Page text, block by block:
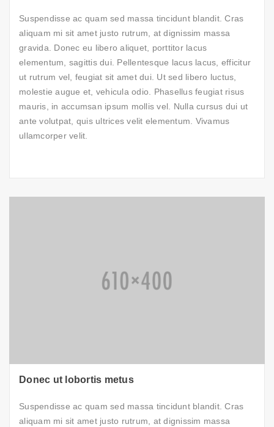
Suspendisse ac quam sed massa tincidunt blandit. Cras
aliquam mi sit amet justo rutrum, at dignissim massa
gravida. Donec eu libero aliquet, porttitor lacus
elementum, sagittis dui. Pellentesque lacus lacus, efficitur
ut rutrum vel, feugiat sit amet dui. Ut sed libero luctus,
molestie augue et, vehicula odio. Phasellus feugiat risus
mauris, in accumsan ipsum mollis vel. Nulla cursus dui ut
ante volutpat, quis ultrices velit elementum. Vivamus
ullamcorper velit.
Donec ut lobortis metus
Suspendisse ac quam sed massa tincidunt blandit. Cras
aliquam mi sit amet justo rutrum, at dignissim massa